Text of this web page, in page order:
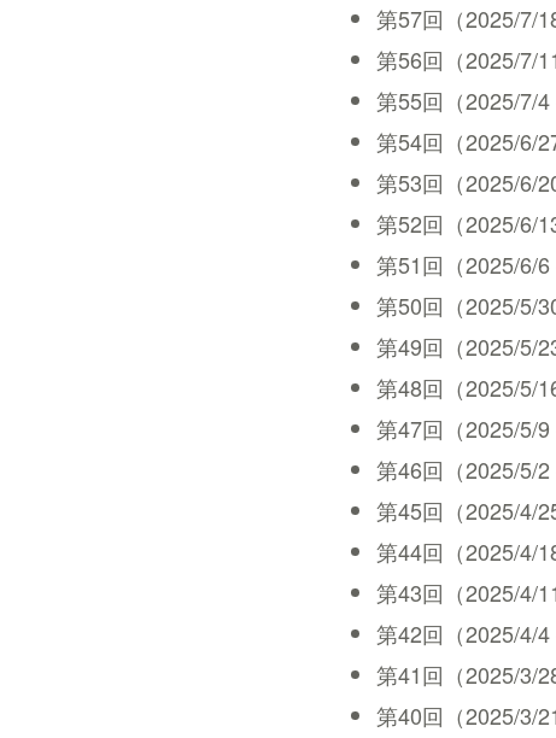
第57回（2025/7/
第56回（2025/7/
第55回（2025/7/
第54回（2025/6/
第53回（2025/6/
第52回（2025/6/
第51回（2025/6/
第50回（2025/5/
第49回（2025/5/
第48回（2025/5/
第47回（2025/5/
第46回（2025/5/
第45回（2025/4/
第44回（2025/4/
第43回（2025/4/
第42回（2025/4/
第41回（2025/3/
第40回（2025/3/